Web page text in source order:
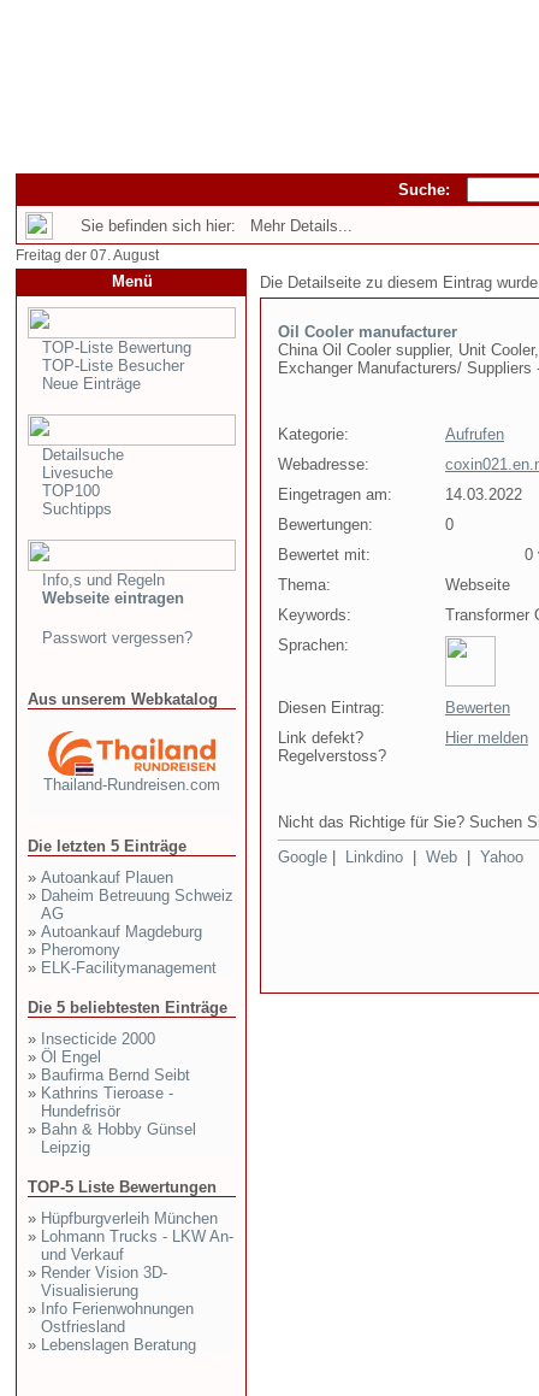
Suche:
Sie befinden sich hier: Mehr Details...
Freitag der 07. August
Menü
TOP-Liste Bewertung
TOP-Liste Besucher
Neue Einträge
Detailsuche
Livesuche
TOP100
Suchtipps
Info,s und Regeln
Webseite eintragen
Passwort vergessen?
Aus unserem Webkatalog
Thailand-Rundreisen.com
Die letzten 5 Einträge
» Autoankauf Plauen
» Daheim Betreuung Schweiz
AG
» Autoankauf Magdeburg
» Pheromony
» ELK-Facilitymanagement
Die 5 beliebtesten Einträge
» Insecticide 2000
» Öl Engel
» Baufirma Bernd Seibt
» Kathrins Tieroase -
Hundefrisör
» Bahn & Hobby Günsel
Leipzig
TOP-5 Liste Bewertungen
» Hüpfburgverleih München
» Lohmann Trucks - LKW An-
und Verkauf
» Render Vision 3D-
Visualisierung
» Info Ferienwohnungen
Ostfriesland
» Lebenslagen Beratung
Die Detailseite zu diesem Eintrag
Oil Cooler manufacturer
China Oil Cooler supplier, Unit
Exchanger Manufacturers/
Kategorie:
Aufrufen
Webadresse:
Eingetragen am:
14.03.2022
Bewertungen:
0
Bewertet mit:
0
Thema:
Webseite
Keywords:
Transformer
Sprachen:
Diesen Eintrag:
Bewerten
Link defekt?
Regelverstoss?
Hier melden
Nicht das Richtige für Sie? Suchen
Google
Linkdino Web Yahoo